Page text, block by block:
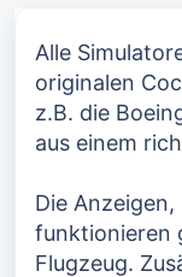
Alle
originalen
z.B. die
aus einem
Die
funktionieren
Flugzeug.